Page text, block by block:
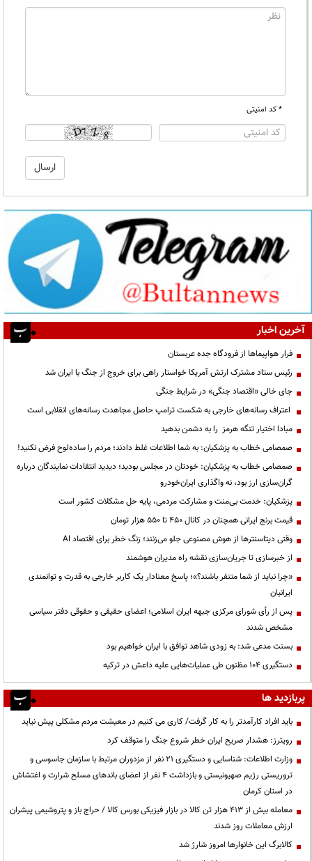
* کد امنیتی
آخرین اخبار
فرار هواپیماها از فرودگاه جده عربستان
رئیس ستاد مشترک ارتش آمریکا خواستار راهی برای خروج از جنگ با ایران شد
جای خالی «اقتصاد جنگی» در شرایط جنگی
اعتراف رسانه‌های خارجی به شکست ترامپ حاصل مجاهدت رسانه‌های انقلابی است
مبادا اختیار تنگه هرمز را به دشمن بدهید
صمصامی خطاب به پزشکیان: به شما اطلاعات غلط دادند؛ مردم را ساده‌لوح فرض نکنید!
صمصامی خطاب به پزشکیان: خودتان در مجلس بودید؛ دیدید انتقادات نمایندگان درباره
گران‌سازی ارز بود، نه واگذاری ایران‌خودرو
پزشکیان: خدمت بی‌منت و مشارکت مردمی، پایه حل مشکلات کشور است
قیمت‌ برنج ایرانی همچنان در کانال ۴۵۰ تا ۵۵۰ هزار تومان
وقتی دیتاسنترها از هوش مصنوعی جلو می‌زنند؛ زنگ خطر برای اقتصاد AI
از خبرسازی تا جریان‌سازی نقشه راه مدیران هوشمند
«چرا نباید از شما متنفر باشند؟»؛ پاسخ معنادار یک کاربر خارجی به قدرت و توانمندی
ایرانیان
پس از رأی شورای مرکزی جبهه ایران اسلامی؛ اعضای حقیقی و حقوقی دفتر سیاسی
مشخص شدند
بسنت مدعی شد: به زودی شاهد توافق با ایران خواهیم بود
دستگیری ۱۰۴ مظنون طی عملیات‌هایی علیه داعش در ترکیه
پربازدید ها
باید افراد کارآمدتر را به کار گرفت/ کاری می کنیم در معیشت مردم مشکلی پیش نیاید
رویترز: هشدار صریح ایران خطر شروع جنگ را متوقف کرد
وزارت اطلاعات: شناسایی و دستگیری ۲۱ نفر از مزدوران مرتبط با سازمان جاسوسی و
تروریستی رژیم صهیونیستی و بازداشت ۴ نفر از اعضای باندهای مسلح شرارت و اغتشاش
در استان کرمان
معامله بیش از ۴۱۳ هزار تن کالا در بازار فیزیکی بورس کالا / حراج باز و پتروشیمی پیشران
ارزش معاملات روز شدند
کالابرگ این خانوارها امروز شارژ شد